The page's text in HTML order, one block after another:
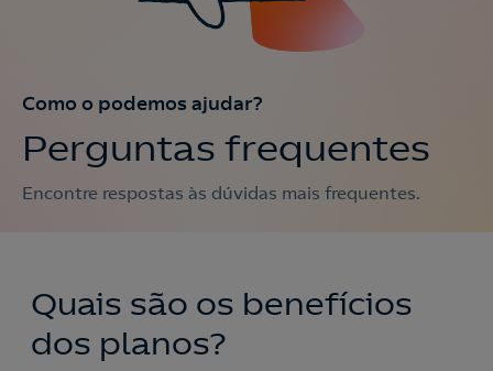
Como o podemos ajudar?
Perguntas frequentes
Encontre respostas às dúvidas mais frequentes.
Quais são os benefícios
dos planos?